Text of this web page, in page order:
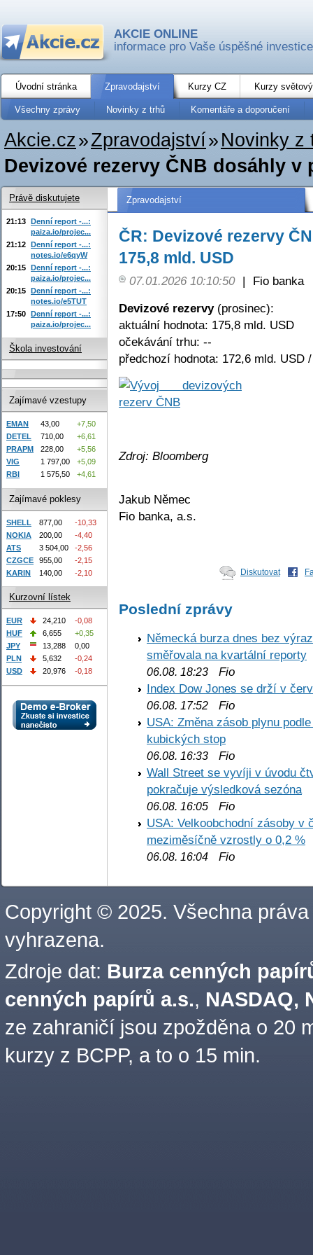
AKCIE ONLINE
informace pro Vaše úspěšné investice
Úvodní stránka Zpravodajství Kurzy CZ Kurzy
Všechny zprávy Novinky z trhů Komentáře a doporučení
Akcie.cz»Zpravodajství» Novinky z
Devizové rezervy ČNB dosáhly v
Zpravodajství
ČR: Devizové rezervy
175,8 mld. USD
07.01.2026 10:10:50 |
Fio banka
Devizové rezervy(prosinec):
aktuální hodnota: 175,8 mld. USD
očekávání trhu: --
předchozí hodnota: 172,6 mld. USD
Zdroj: Bloomberg
Jakub Němec
Fio banka, a.s.
Diskutovat
Poslední zprávy
Německá burza dnes bez
směřovala na kvartální reporty
06.08. 18:23 Fio
Index Dow Jones se drží v
06.08. 17:52 Fio
USA: Změna zásob plynu
kubických stop
06.08. 16:33 Fio
Wall Street se vyvíji v úvodu
pokračuje výsledková sezóna
06.08. 16:05 Fio
USA: Velkoobchodní zásoby v
meziměsíčně vzrostly o 0,2 %
06.08. 16:04 Fio
Právě diskutujete
21:13 Denní report -...:
paiza.io/projec...
21:12 Denní report -...:
notes.io/e6qyW
20:15 Denní report -...:
paiza.io/projec...
20:15 Denní report -...:
notes.io/e5TUT
17:50 Denní report -...:
paiza.io/projec...
Škola investování
Zajímavé vzestupy
EMAN 43,00
+7,50
DETEL
710,00
+6,61
PRAPM
228,00
+5,56
VIG
1 797,00
+5,09
RBI
1 575,50 +4,61
Zajímavé poklesy
SHELL 877,00
-10,33
NOKIA
200,00
-4,40
ATS
3 504,00
-2,56
CZGCE
955,00
-2,15
KARIN
140,00 -2,10
Kurzovní lístek
EUR 24,210
-0,08
HUF
6,655
+0,35
JPY
13,288
0,00
PLN
5,632
-0,24
USD
20,976 -0,18
Copyright © 2025. Všechna práva
vyhrazena.
Zdroje dat: Burza cenných
cenných papírů a.s., NASDAQ,
ze zahraničí jsou zpožděna o 20
kurzy z BCPP, a to o 15 min.